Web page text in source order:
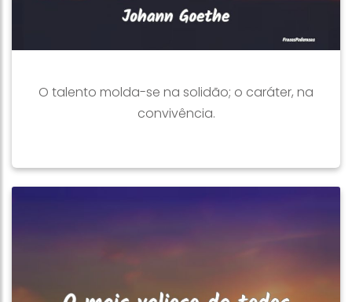
O talento molda-se na solidão; o caráter, na
convivência.